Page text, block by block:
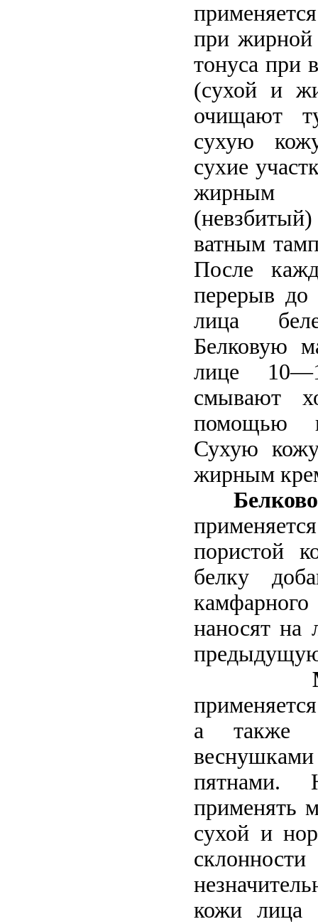
при
тонуса при
(сухой и
очищают
сухую
сухие
жирным
ватным
После
перерыв до
лица
Белковую
лице
смывают
помощью
Сухую
жирным
пористой
белку
наносят на
а также
пятнами.
применять
сухой и
кожи лица